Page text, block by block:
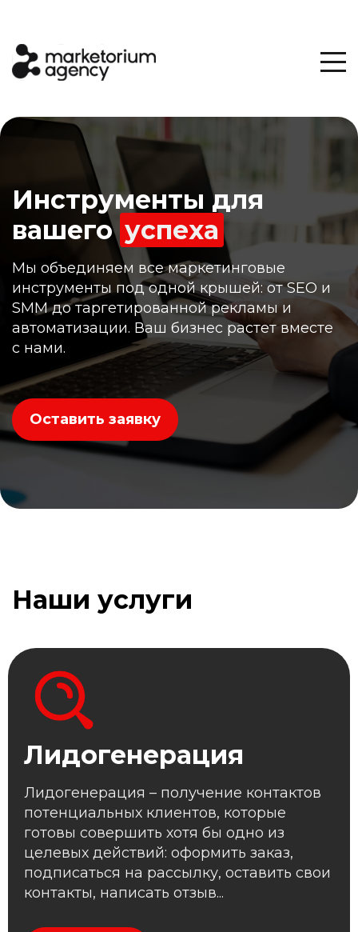
Инструменты для
вашего успеха
Мы объединяем все маркетинговые
инструменты под одной крышей: от SEO и
SMM до таргетированной рекламы и
автоматизации. Ваш бизнес растет вместе
с нами.
Оставить заявку
Наши услуги
Лидогенерация
Лидогенерация – получение контактов
потенциальных клиентов, которые
готовы совершить хотя бы одно из
целевых действий: оформить заказ,
подписаться на рассылку, оставить свои
контакты, написать отзыв...